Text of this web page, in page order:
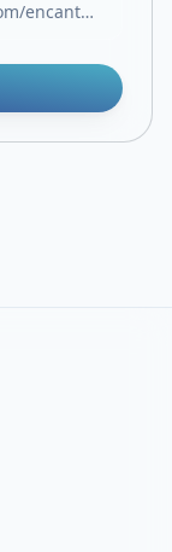
https://www.instagram.com/encantoceramicaydeco/